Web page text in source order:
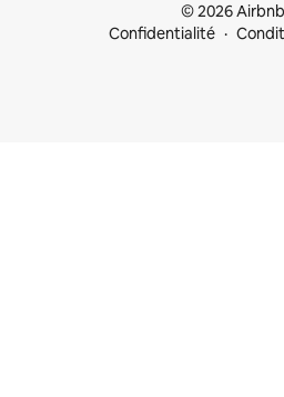
© 2026
Confidentialité